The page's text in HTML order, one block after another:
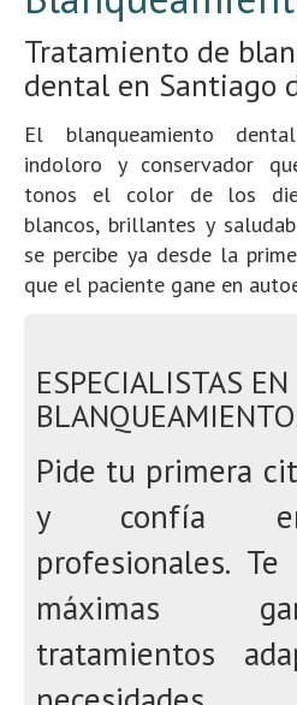
Tratamiento de
dental en Santiago
El blanqueamiento
indoloro y conservador
tonos el color de los
blancos, brillantes y
se percibe ya desde la
que el paciente gane en
ESPECIALISTAS EN
Pide tu primera
y confía
profesionales.
máximas
tratamientos